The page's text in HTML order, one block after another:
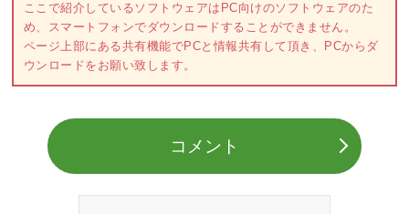
ここで紹介しているソフトウェアはPC向けのソフトウェアのた
め、スマートフォンでダウンロードすることができません。
ページ上部にある共有機能でPCと情報共有して頂き、PCからダ
ウンロードをお願い致します。
コメント